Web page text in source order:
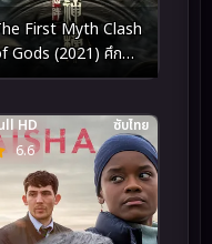
First Myth Clash
Gods (2021) ศึก
สินชะตาหมื่นเซียน
6.6
HD ซับไทย